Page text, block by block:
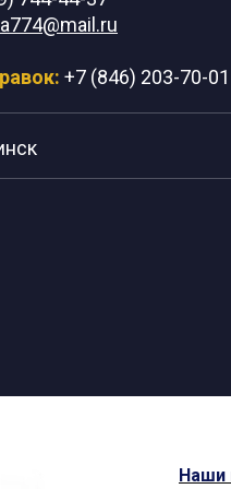
+7 (846) 203-70-01
Наши